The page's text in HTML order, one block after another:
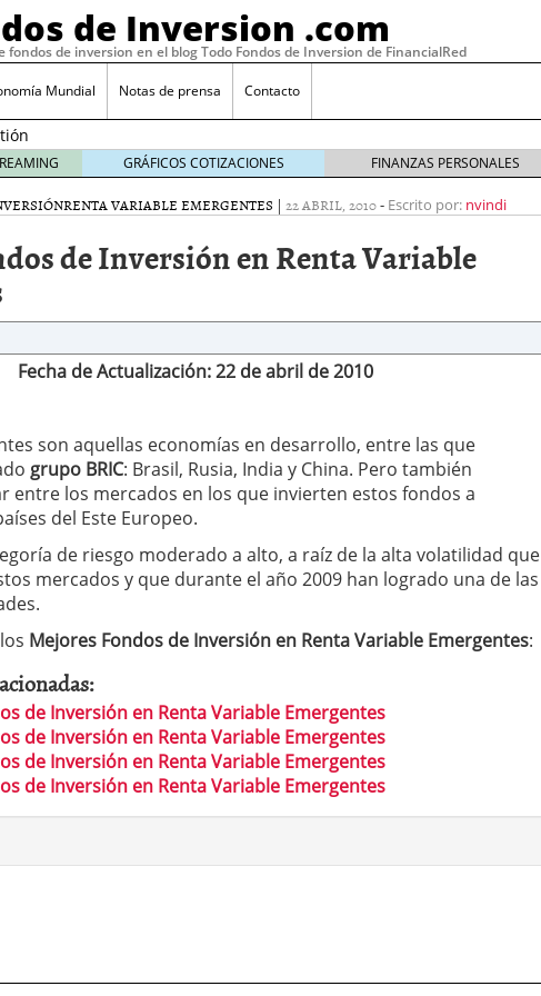
de Inversion .com
fondos de inversion en el blog Todo Fondos de Inversion de FinancialRed
Mundial Notas de prensa Contacto
entrar febrero 23, 2026
fija domina los fondos en España: por qué los inversores siguen
por la deuda febrero 16, 2026
de inversión alcanzan los 463.628 millones en febrero: la racha
febrero 8, 2026
de inversión en España cierran 2025 con un patrimonio récord
millones de euros febrero 3, 2026
GRÁFICOS COTIZACIONES FINANZAS PERSONALES
RENTA VARIABLE EMERGENTES | 22 ABRIL, 2010- Escrito por: nvindi
de Inversión en Renta Variable
Fecha de Actualización: 22 de abril de 2010
son aquellas economías en desarrollo, entre las que
grupo BRIC: Brasil, Rusia, India y China. Pero también
entre los mercados en los que invierten estos fondos a
del Este Europeo.
de riesgo moderado a alto, a raíz de la alta volatilidad que
mercados y que durante el año 2009 han logrado una de las
Mejores Fondos de Inversión en Renta Variable Emergentes:
de Inversión en Renta Variable Emergentes
de Inversión en Renta Variable Emergentes
de Inversión en Renta Variable Emergentes
de Inversión en Renta Variable Emergentes